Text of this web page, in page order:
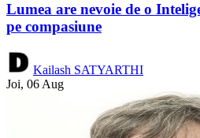
Lumea are nevoie de o
pe compasiune
Kailash SATYARTHI
Joi, 06 Aug